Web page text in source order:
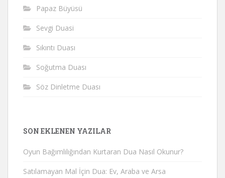
Papaz Büyüsü
Sevgi Duasi
Sıkıntı Duası
Soğutma Duası
Söz Dinletme Duası
SON EKLENEN YAZILAR
Oyun Bağımlılığından Kurtaran Dua Nasıl Okunur?
Satılamayan Mal İçin Dua: Ev, Araba ve Arsa